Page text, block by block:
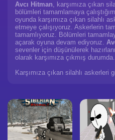
Avcı Hitman, karşımıza çıkan
bölümleri tamamlamaya
oyunda karşımıza çıkan silahlı
etmeye çalışıyoruz. Askerlerin
tamamlıyoruz. Bölümleri
açarak oyuna devam ediyoruz.
sevenler için düşünülerek
olarak karşımıza çıkmış durumda.
Karşımıza çıkan silahlı askerleri